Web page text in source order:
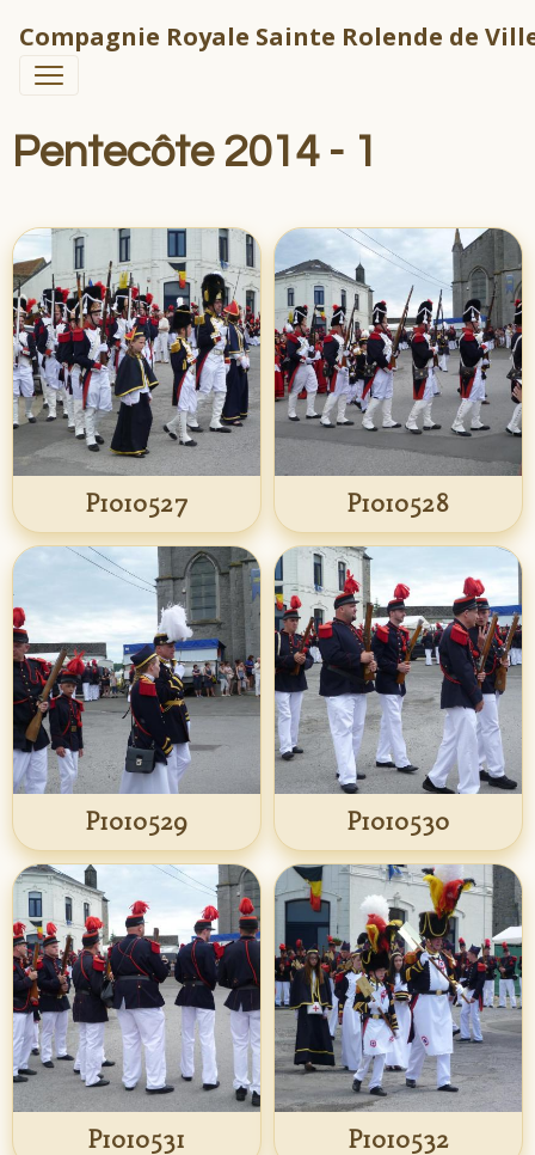
Compagnie Royale Sainte Rolende de
Pentecôte 2014 - 1
P1010527 P1010528
P1010529 P1010530
P1010531 P1010532